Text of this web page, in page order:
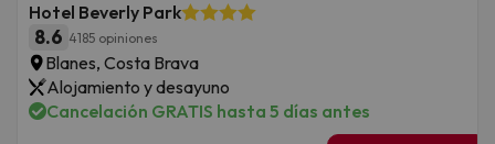
Hotel Beverly Park
8.6 4185 opiniones
Blanes, Costa Brava
Alojamiento y desayuno
Cancelación GRATIS hasta 5 días antes